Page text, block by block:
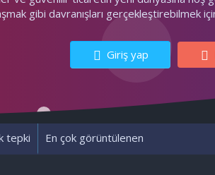
gibi davranışları gerçekleştirebilmek
Giriş yap
tepki En çok görüntülenen